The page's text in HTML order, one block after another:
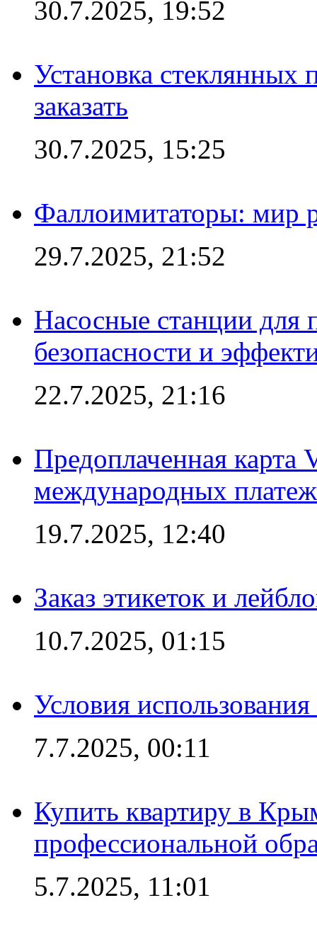
30.7.2025, 19:52
Установка стеклянных
заказать
30.7.2025, 15:25
Фаллоимитаторы: мир
29.7.2025, 21:52
Насосные станции для
безопасности и
22.7.2025, 21:16
Предоплаченная карта
международных
19.7.2025, 12:40
Заказ этикеток и
10.7.2025, 01:15
Условия
7.7.2025, 00:11
Купить квартиру в
профессиональной
5.7.2025, 11:01